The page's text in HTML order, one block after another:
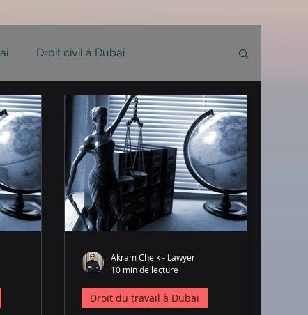
Droit civil à Dubai
Droit du travail à Dubai
Akram Cheik - Lawyer
10 min de lecture